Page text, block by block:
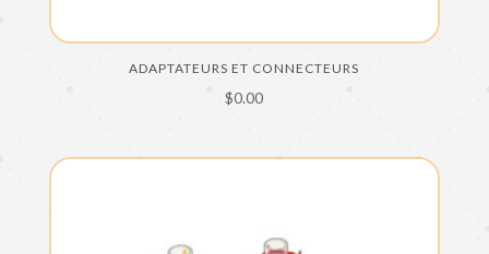
ADAPTATEURS ET CONNECTEURS
$0.00